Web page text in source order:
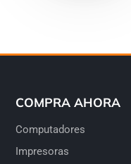
COMPRA AHORA
Computadores
Impresoras